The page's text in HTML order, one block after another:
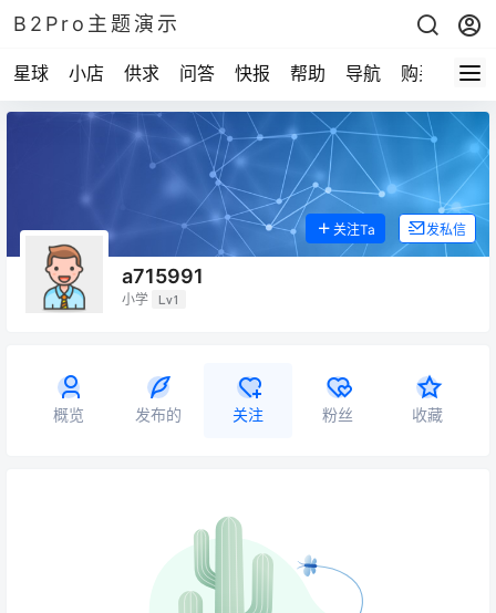
B2Pro主题演示
星球 小店 供求 问答 快报 帮助 导航 购买
a715991
小学 Lv1
关注Ta 发私信
概览 发布的 关注 粉丝 收藏